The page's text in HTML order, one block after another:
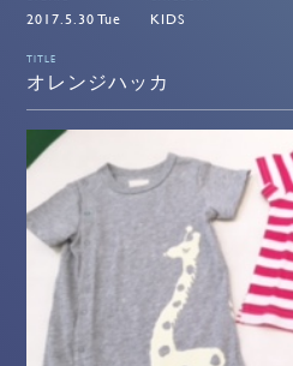
2017.5.30 Tue KIDS
TITLE
オレンジハッカ